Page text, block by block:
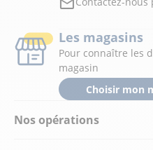
Nos opérations
Les magasins
Pour connaître les
magasin
Choisir mon